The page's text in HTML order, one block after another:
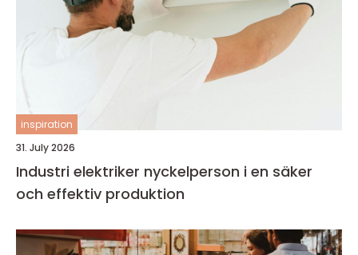
inspiration
31. July 2026
Industri elektriker nyckelperson i en säker
och effektiv produktion